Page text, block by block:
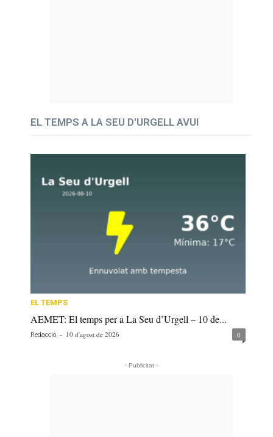
EL TEMPS A LA SEU D'URGELL AVUI
EL TEMPS
AEMET: El temps per a La Seu d’Urgell – 10 de...
Redacció - 10 d'agost de 2026 0
- Publicitat -